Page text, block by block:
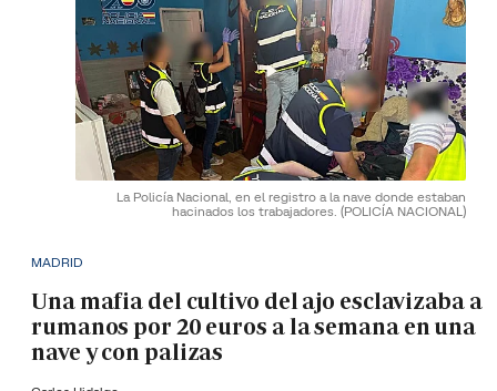
La Policía Nacional, en el registro a la nave donde estaban
hacinados los trabajadores. (POLICÍA NACIONAL)
MADRID
Una mafia del cultivo del ajo esclavizaba a
rumanos por 20 euros a la semana en una
nave y con palizas